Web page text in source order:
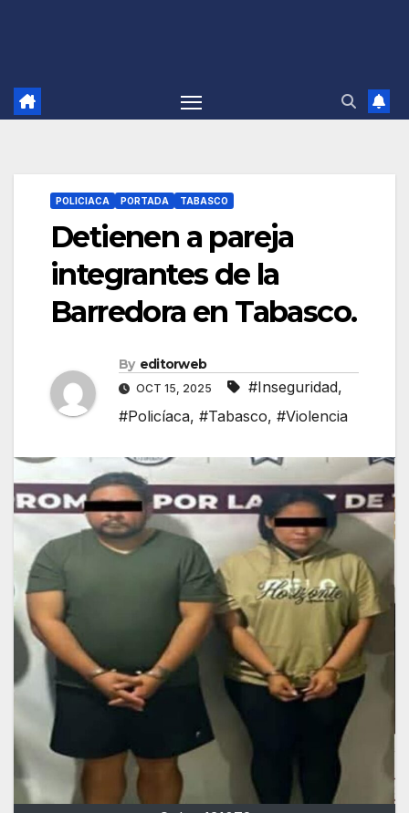
POLICIACA PORTADA TABASCO
Detienen a pareja
integrantes de la
Barredora en Tabasco.
By editorweb
OCT 15, 2025 #Inseguridad,
#Policíaca, #Tabasco, #Violencia